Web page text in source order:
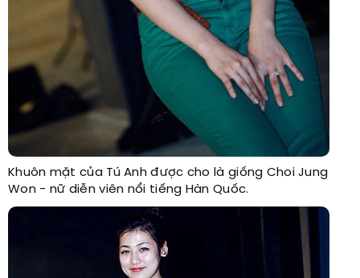
Khuôn mặt của Tú Anh được cho là giống Choi Jung
Won - nữ diễn viên nổi tiếng Hàn Quốc.